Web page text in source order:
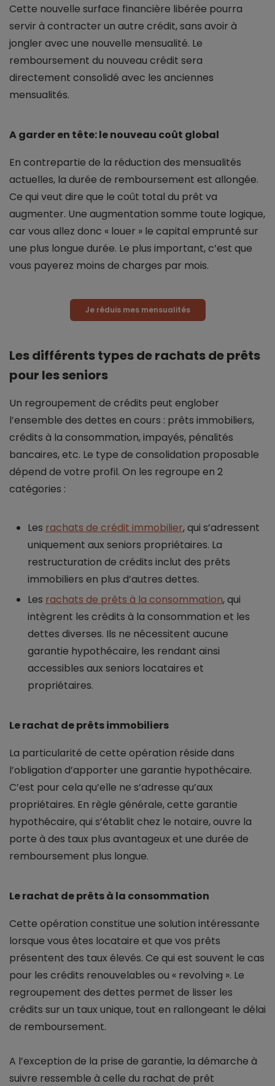
Cette nouvelle surface financière libérée pourra
servir à contracter un autre crédit, sans avoir à
jongler avec une nouvelle mensualité. Le
remboursement du nouveau crédit sera
directement consolidé avec les anciennes
mensualités.
A garder en tête: le nouveau coût global
En contrepartie de la réduction des mensualités
actuelles, la durée de remboursement est allongée.
Ce qui veut dire que le coût total du prêt va
augmenter. Une augmentation somme toute logique,
car vous allez donc « louer » le capital emprunté sur
une plus longue durée. Le plus important, c’est que
vous payerez moins de charges par mois.
Je réduis mes mensualités
Les différents types de rachats de prêts
pour les seniors
Un regroupement de crédits peut englober
l’ensemble des dettes en cours : prêts immobiliers,
crédits à la consommation, impayés, pénalités
bancaires, etc. Le type de consolidation proposable
dépend de votre profil. On les regroupe en 2
catégories :
Les rachats de crédit immobilier, qui s’adressent
uniquement aux seniors propriétaires. La
restructuration de crédits inclut des prêts
immobiliers en plus d’autres dettes.
Les rachats de prêts à la consommation, qui
intègrent les crédits à la consommation et les
dettes diverses. Ils ne nécessitent aucune
garantie hypothécaire, les rendant ainsi
accessibles aux seniors locataires et
propriétaires.
Le rachat de prêts immobiliers
La particularité de cette opération réside dans
l’obligation d’apporter une garantie hypothécaire.
C’est pour cela qu’elle ne s’adresse qu’aux
propriétaires. En règle générale, cette garantie
hypothécaire, qui s’établit chez le notaire, ouvre la
porte à des taux plus avantageux et une durée de
remboursement plus longue.
Le rachat de prêts à la consommation
Cette opération constitue une solution intéressante
lorsque vous êtes locataire et que vos prêts
présentent des taux élevés. Ce qui est souvent le cas
pour les crédits renouvelables ou « revolving ». Le
regroupement des dettes permet de lisser les
crédits sur un taux unique, tout en rallongeant le délai
de remboursement.
A l’exception de la prise de garantie, la démarche à
suivre ressemble à celle du rachat de prêt